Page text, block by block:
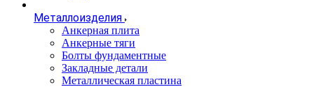
Металлоизделия
Анкерная плита
Анкерные тяги
Болты фундаментные
Закладные детали
Металлическая пластина